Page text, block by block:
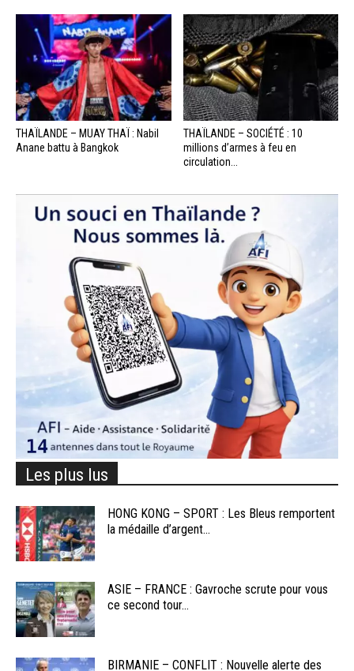
THAÏLANDE – MUAY THAÏ : Nabil
Anane battu à Bangkok
THAÏLANDE – SOCIÉTÉ : 10
millions d’armes à feu en
circulation...
Les plus lus
HONG KONG – SPORT : Les Bleus remportent
la médaille d’argent...
ASIE – FRANCE : Gavroche scrute pour vous
ce second tour...
BIRMANIE – CONFLIT : Nouvelle alerte des